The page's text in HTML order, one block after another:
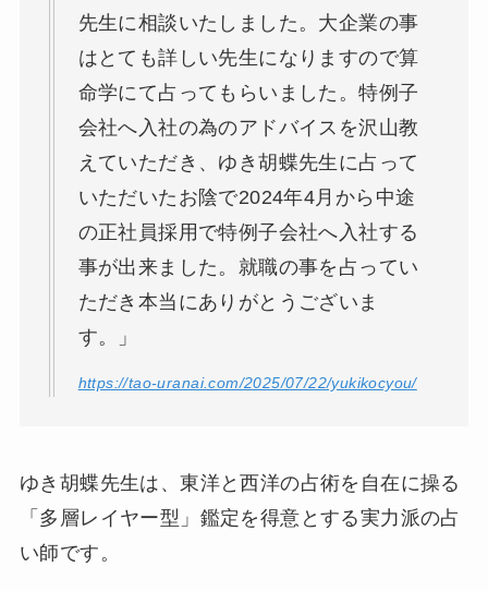
先生に相談いたしました。大企業の事
はとても詳しい先生になりますので算
命学にて占ってもらいました。特例子
会社へ入社の為のアドバイスを沢山教
えていただき、ゆき胡蝶先生に占って
いただいたお陰で2024年4月から中途
の正社員採用で特例子会社へ入社する
事が出来ました。就職の事を占ってい
ただき本当にありがとうございま
す。」
https://tao-uranai.com/2025/07/22/yukikocyou/
ゆき胡蝶先生は、東洋と西洋の占術を自在に操る
「多層レイヤー型」鑑定を得意とする実力派の占
い師です。